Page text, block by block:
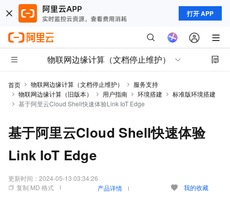
打开 APP
物联网边缘计算（文档停止维护）
首页 物联网边缘计算（文档停止维护）
服务支持
物联网边缘计算（旧版本）
用户指南 环境搭建
标准版环境搭建
基于阿里云Cloud Shell快速体验Link IoT Edge
基于阿里云Cloud Shell快速体验
Link IoT Edge
更新时间： 2024-05-13 03:34:26
复制 MD 格式
产品详情 我的收藏